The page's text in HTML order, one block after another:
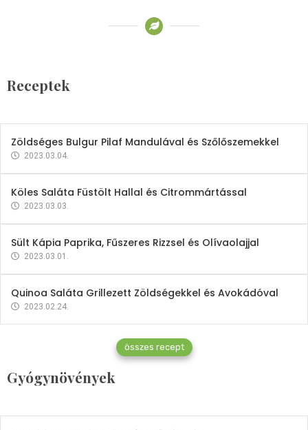
Receptek
2023.03.06.
Zöldséges Bulgur Pilaf Mandulával és Szőlőszemekkel
2023.03.04.
Köles Saláta Füstölt Hallal és Citrommártással
2023.03.03.
Sült Kápia Paprika, Fűszeres Rizzsel és Olívaolajjal
2023.03.01.
Quinoa Saláta Grillezett Zöldségekkel és Avokádóval
2023.02.24.
összes recept
Gyógynövények
Gyógynövények
Mindent a petrezselyemről
2023.12.21.